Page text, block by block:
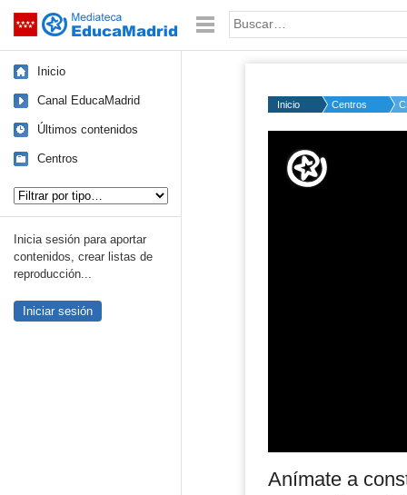
Saltar navegación Palabra o frase:
Inicio
Canal EducaMadrid
Últimos contenidos
Centros
Inicia sesión para aportar
contenidos, crear listas de
reproducción...
Iniciar sesión
Inicio Centros
50%
Anímate a